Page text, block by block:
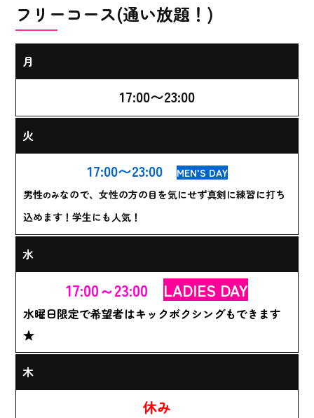
フリーコース(通い放題！)
月
17:00〜23:00
火
17:00〜23:00
MEN’S DAY
男性のみなので、女性の方の目を気にせず真剣に練習に打ち
込めます！学生にも人気！
水
17:00～23:00 LADIES DAY
水曜日限定で希望者はキックボクシングもできます
★
木
休み